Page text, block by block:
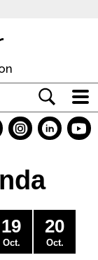
19
Oct.
20
Oct.